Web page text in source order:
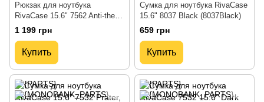
Рюкзак для ноутбука
RivaCase 15.6" 7562 Anti-theft,
water-repellent, Grey / Dark
Blue (7562Grey/DarkBlue)
1 199 грн
Купить
Сумка для ноутбука RivaCase
15.6" 8037 Black (8037Black)
659 грн
Купить